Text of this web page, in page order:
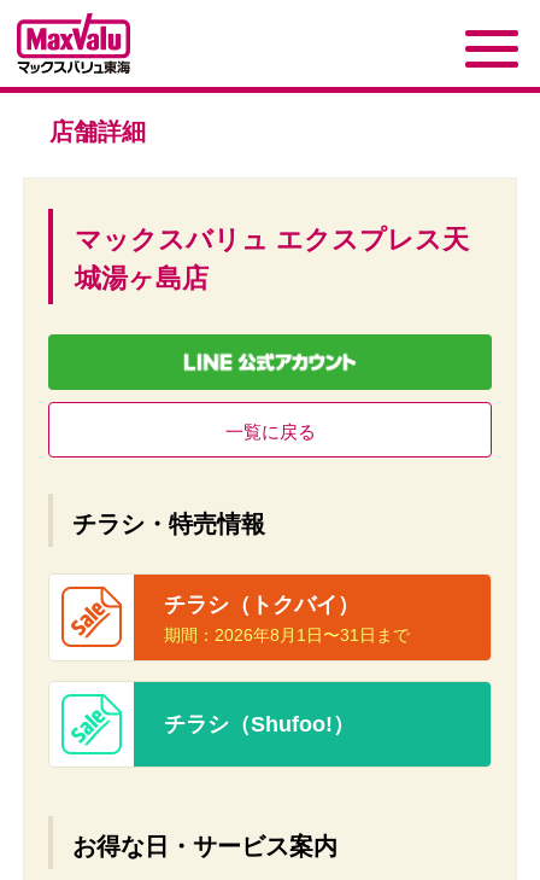
店舗詳細
マックスバリュ エクスプレス天
城湯ヶ島店
一覧に戻る
チラシ・特売情報
チラシ（トクバイ）
期間： 2026年8月1日〜31日まで
チラシ（Shufoo!）
お得な日・サービス案内